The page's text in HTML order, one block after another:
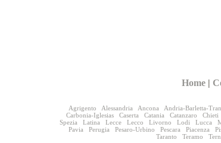
Home |
Agrigento
Alessandria Ancona Andria-Barletta-
Carbonia-Iglesias
Caserta Catania Catanzaro Chieti
Spezia
Latina Lecce Lecco Livorno Lodi Lucca
Pavia
Perugia Pesaro-Urbino Pescara Piacenza
Taranto
Teramo